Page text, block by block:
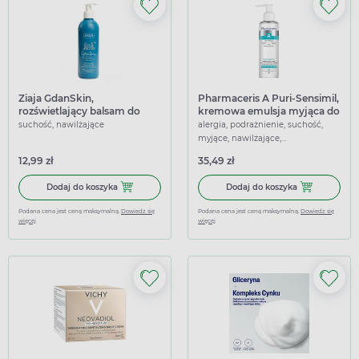
Ziaja GdanSkin,
rozświetlający balsam do
ciała, 300 ml
suchość, nawilżające
12,99 zł
Dodaj do koszyka Dodaj do koszyka Ziaja GdanSkin, rozświetlający balsam
Podana cena jest ceną maksymalną. Dowiedz się
więcej
Pharmaceris A Puri-Sensimil,
kremowa emulsja myjąca do
twarzy i okolic oczu, 190 ml
alergia, podrażnienie, suchość,
myjące, nawilżające,
35,49 zł
Dodaj do koszyka Dodaj do
Podana cena jest ceną maksymalną. Dowiedz się
więcej